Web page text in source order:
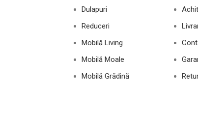
Dulapuri
Reduceri
Mobilă Living
Mobilă Moale
Mobilă Grădină